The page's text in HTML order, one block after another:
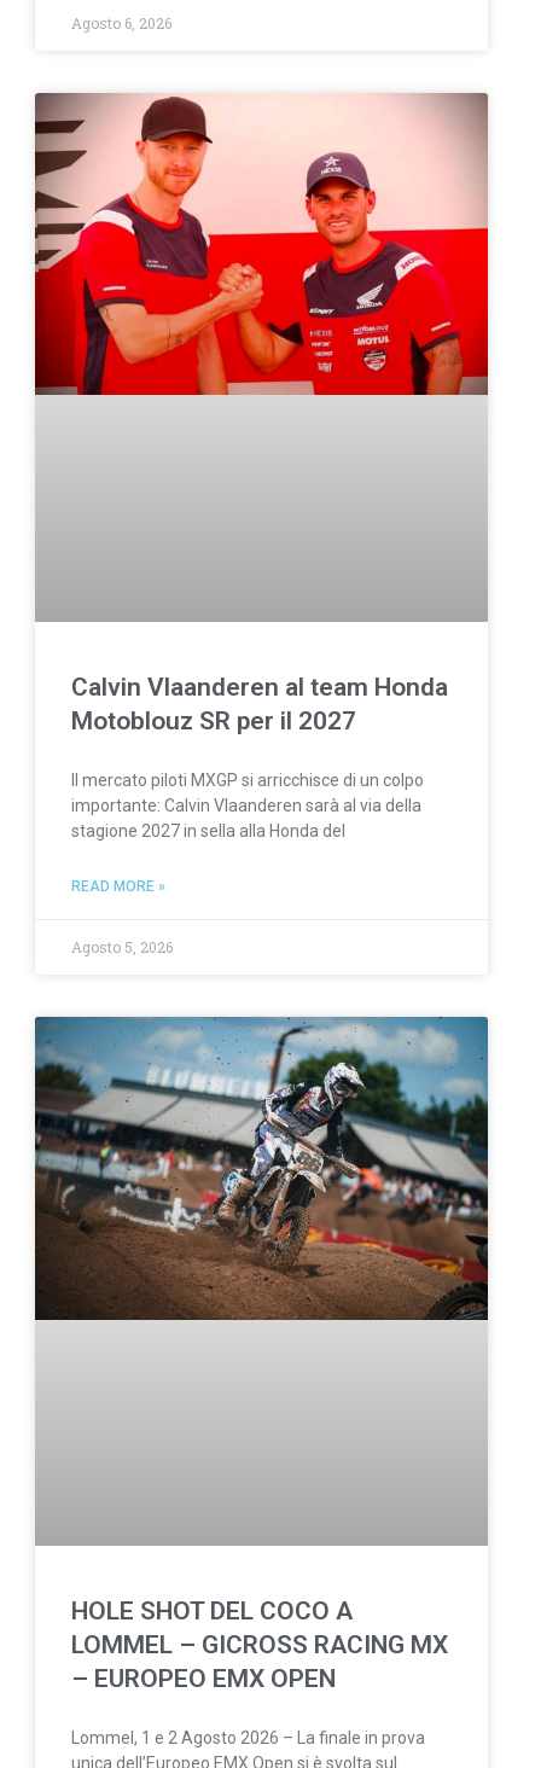
Agosto 6, 2026
Calvin Vlaanderen al team Honda
Motoblouz SR per il 2027
Il mercato piloti MXGP si arricchisce di un colpo
importante: Calvin Vlaanderen sarà al via della
stagione 2027 in sella alla Honda del
READ MORE »
Agosto 5, 2026
HOLE SHOT DEL COCO A
LOMMEL – GICROSS RACING MX
– EUROPEO EMX OPEN
Lommel, 1 e 2 Agosto 2026 – La finale in prova
unica dell’Europeo EMX Open si è svolta sul